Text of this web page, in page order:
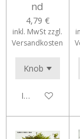
nd
4,79 €
inkl. MwSt zzgl.
Versandkosten
In den